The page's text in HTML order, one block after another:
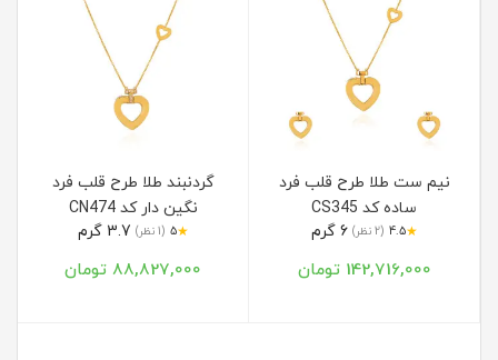
نیم ست طلا طرح قلب فرد
ساده کد CS345
★
4.5 (2 نظر) 6 گرم
142,716,000 تومان
گردنبند طلا طرح قلب فرد
نگین دار کد CN474
★
5 (1 نظر)
88,827,000 تومان